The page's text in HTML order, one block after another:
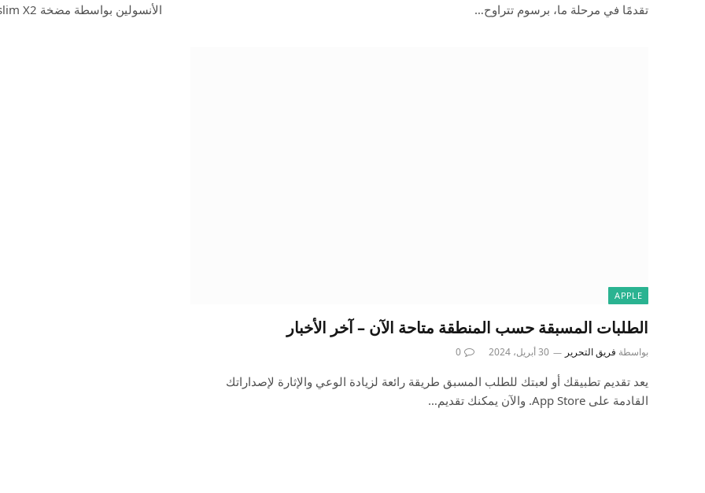
تقدمًا في مرحلة ما، برسوم تتراوح…
الأنسولين بواسطة مضخة t:slim X2 –…
APPLE
الطلبات المسبقة حسب المنطقة متاحة الآن – آخر الأخبار
بواسطة فريق التحرير 30 أبريل، 2024 0
يعد تقديم تطبيقك أو لعبتك للطلب المسبق طريقة رائعة لزيادة الوعي والإثارة لإصداراتك
القادمة على App Store. والآن يمكنك تقديم…